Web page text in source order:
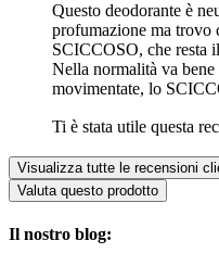
Questo deodorante è
profumazione ma trovo
SCICCOSO, che resta
Nella normalità va
movimentate, lo
Ti è stata utile questa
Visualizza tutte le recensioni
Valuta questo prodotto
Il nostro blog: